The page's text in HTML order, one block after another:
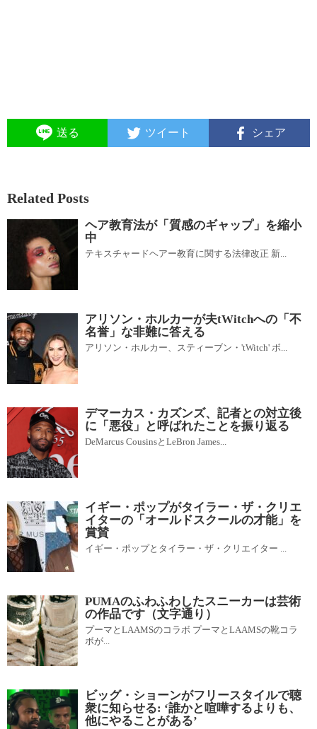
送る ツイート シェア
Related Posts
ヘア教育法が「質感のギャップ」を縮小
中
テキスチャードヘアー教育に関する法律改正 新...
アリソン・ホルカーが夫tWitchへの「不
名誉」な非難に答える
アリソン・ホルカー、スティーブン・'tWitch' ボ...
デマーカス・カズンズ、記者との対立後
に「悪役」と呼ばれたことを振り返る
DeMarcus CousinsとLeBron James...
イギー・ポップがタイラー・ザ・クリエ
イターの「オールドスクールの才能」を
賞賛
イギー・ポップとタイラー・ザ・クリエイター ...
PUMAのふわふわしたスニーカーは芸術
の作品です（文字通り）
プーマとLAAMSのコラボ プーマとLAAMSの靴コラ
ボが...
ビッグ・ショーンがフリースタイルで聴
衆に知らせる: ‘誰かと喧嘩するよりも、
他にやることがある’